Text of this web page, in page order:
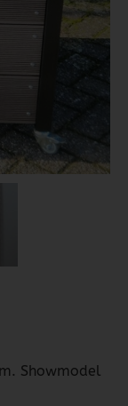
Showmodel